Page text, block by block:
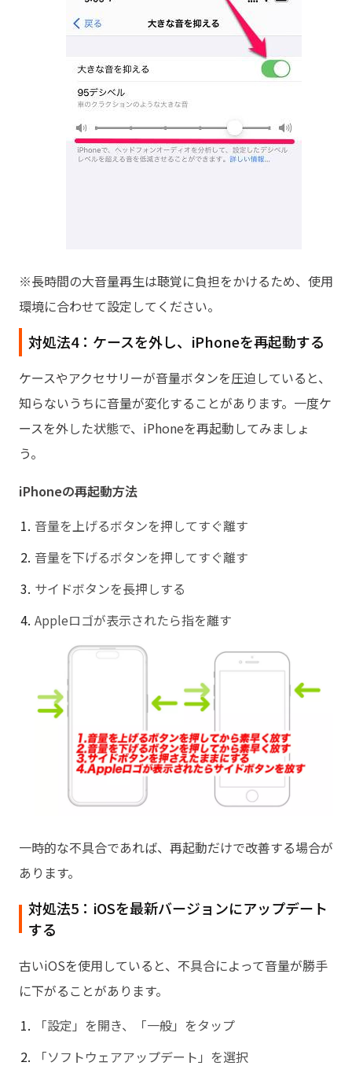
※長時間の大音量再生は聴覚に負担をかけるため、使用
環境に合わせて設定してください。
対処法4：ケースを外し、iPhoneを再起動する
ケースやアクセサリーが音量ボタンを圧迫していると、
知らないうちに音量が変化することがあります。一度ケ
ースを外した状態で、iPhoneを再起動してみましょ
う。
iPhoneの再起動方法
音量を上げるボタンを押してすぐ離す
音量を下げるボタンを押してすぐ離す
サイドボタンを長押しする
Appleロゴが表示されたら指を離す
一時的な不具合であれば、再起動だけで改善する場合が
あります。
対処法5：iOSを最新バージョンにアップデート
する
古いiOSを使用していると、不具合によって音量が勝手
に下がることがあります。
「設定」を開き、「一般」をタップ
「ソフトウェアアップデート」を選択